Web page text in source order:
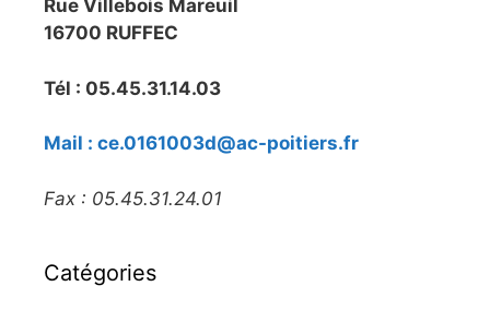
Rue Villebois Mareuil
16700 RUFFEC
Tél : 05.45.31.14.03
Mail : ce.0161003d@ac-poitiers.fr
Fax : 05.45.31.24.01
Catégories